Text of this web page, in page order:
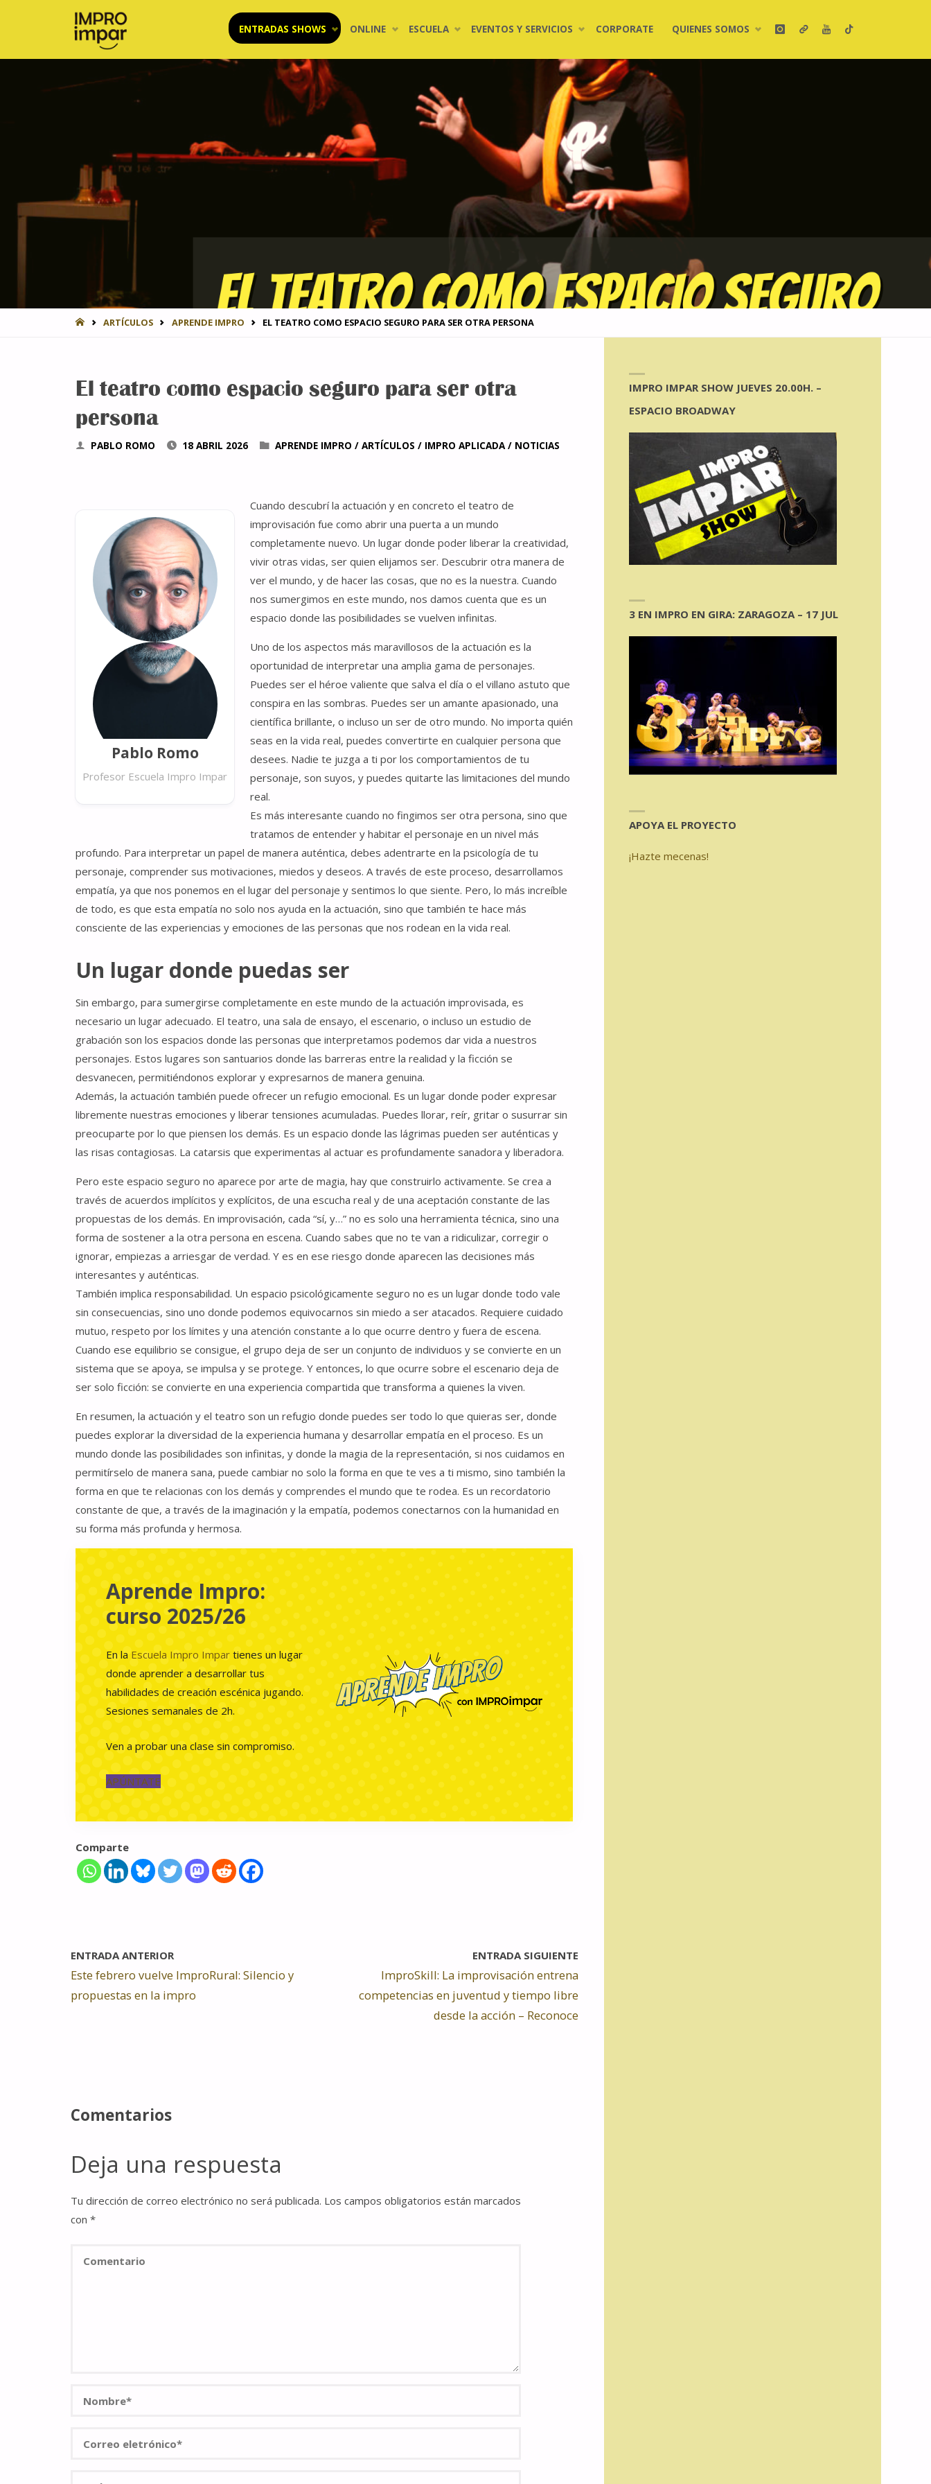
Saltar
contenido
ENTRADAS SHOWS ONLINE ESCUELA EVENTOS Y SERVICIOS CORPORATE QUIENES SOMOS
INICIOARTÍCULOS APRENDE IMPRO EL TEATRO COMO ESPACIO SEGURO PARA SER OTRA PERSONA
El teatro como espacio seguro para ser otra
persona
PABLO ROMO 18 ABRIL 2026 APRENDE IMPRO / ARTÍCULOS / IMPRO APLICADA/ NOTICIAS
Pablo Romo
Profesor Escuela Impro Impar
Cuando descubrí la actuación y en concreto el teatro de
improvisación fue como abrir una puerta a un mundo
completamente nuevo. Un lugar donde poder liberar la creatividad,
vivir otras vidas, ser quien elijamos ser. Descubrir otra manera de
ver el mundo, y de hacer las cosas, que no es la nuestra. Cuando
nos sumergimos en este mundo, nos damos cuenta que es un
espacio donde las posibilidades se vuelven infinitas.
Uno de los aspectos más maravillosos de la actuación es la
oportunidad de interpretar una amplia gama de personajes.
Puedes ser el héroe valiente que salva el día o el villano astuto que
conspira en las sombras. Puedes ser un amante apasionado, una
científica brillante, o incluso un ser de otro mundo. No importa quién
seas en la vida real, puedes convertirte en cualquier persona que
desees. Nadie te juzga a ti por los comportamientos de tu
personaje, son suyos, y puedes quitarte las limitaciones del mundo
real.
Es más interesante cuando no fingimos ser otra persona, sino que
tratamos de entender y habitar el personaje en un nivel más
profundo. Para interpretar un papel de manera auténtica, debes adentrarte en la psicología de tu
personaje, comprender sus motivaciones, miedos y deseos. A través de este proceso, desarrollamos
empatía, ya que nos ponemos en el lugar del personaje y sentimos lo que siente. Pero, lo más increíble
de todo, es que esta empatía no solo nos ayuda en la actuación, sino que también te hace más
consciente de las experiencias y emociones de las personas que nos rodean en la vida real.
Un lugar donde puedas ser
Sin embargo, para sumergirse completamente en este mundo de la actuación improvisada, es
necesario un lugar adecuado. El teatro, una sala de ensayo, el escenario, o incluso un estudio de
grabación son los espacios donde las personas que interpretamos podemos dar vida a nuestros
personajes. Estos lugares son santuarios donde las barreras entre la realidad y la ficción se
desvanecen, permitiéndonos explorar y expresarnos de manera genuina.
Además, la actuación también puede ofrecer un refugio emocional. Es un lugar donde poder expresar
libremente nuestras emociones y liberar tensiones acumuladas. Puedes llorar, reír, gritar o susurrar sin
preocuparte por lo que piensen los demás. Es un espacio donde las lágrimas pueden ser auténticas y
las risas contagiosas. La catarsis que experimentas al actuar es profundamente sanadora y liberadora.
Pero este espacio seguro no aparece por arte de magia, hay que construirlo activamente. Se crea a
través de acuerdos implícitos y explícitos, de una escucha real y de una aceptación constante de las
propuestas de los demás. En improvisación, cada “sí, y…” no es solo una herramienta técnica, sino una
forma de sostener a la otra persona en escena. Cuando sabes que no te van a ridiculizar, corregir o
ignorar, empiezas a arriesgar de verdad. Y es en ese riesgo donde aparecen las decisiones más
interesantes y auténticas.
También implica responsabilidad. Un espacio psicológicamente seguro no es un lugar donde todo vale
sin consecuencias, sino uno donde podemos equivocarnos sin miedo a ser atacados. Requiere cuidado
mutuo, respeto por los límites y una atención constante a lo que ocurre dentro y fuera de escena.
Cuando ese equilibrio se consigue, el grupo deja de ser un conjunto de individuos y se convierte en un
sistema que se apoya, se impulsa y se protege. Y entonces, lo que ocurre sobre el escenario deja de
ser solo ficción: se convierte en una experiencia compartida que transforma a quienes la viven.
En resumen, la actuación y el teatro son un refugio donde puedes ser todo lo que quieras ser, donde
puedes explorar la diversidad de la experiencia humana y desarrollar empatía en el proceso. Es un
mundo donde las posibilidades son infinitas, y donde la magia de la representación, si nos cuidamos en
permitírselo de manera sana, puede cambiar no solo la forma en que te ves a ti mismo, sino también la
forma en que te relacionas con los demás y comprendes el mundo que te rodea. Es un recordatorio
constante de que, a través de la imaginación y la empatía, podemos conectarnos con la humanidad en
su forma más profunda y hermosa.
Aprende Impro:
curso 2025/26
En la Escuela Impro Impar tienes un lugar
donde aprender a desarrollar tus
habilidades de creación escénica jugando.
Sesiones semanales de 2h.
Ven a probar una clase sin compromiso.
APÚNTATE
Comparte
ENTRADA ANTERIOR
Este febrero vuelve ImproRural: Silencio y
propuestas en la impro
ENTRADA SIGUIENTE
ImproSkill: La improvisación entrena
competencias en juventud y tiempo libre
desde la acción – Reconoce
Comentarios
Deja una respuesta
Tu dirección de correo electrónico no será publicada. Los campos obligatorios están marcados
con *
IMPRO IMPAR SHOW JUEVES 20.00H. –
ESPACIO BROADWAY
3 EN IMPRO EN GIRA: ZARAGOZA – 17 JUL
APOYA EL PROYECTO
¡Hazte mecenas!